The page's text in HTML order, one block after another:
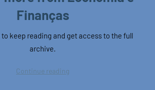
Finanças
keep reading and get access to the full
archive.
Continue reading